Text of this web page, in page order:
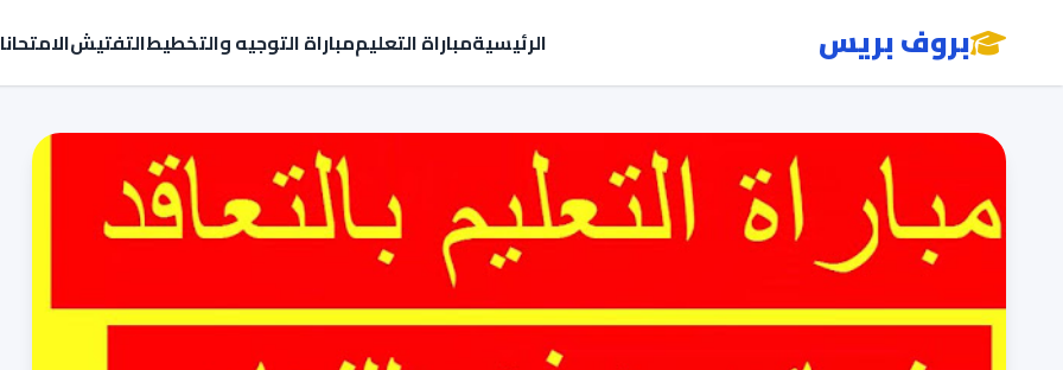
بروف بريس الرئيسيةمباراة التعليممباراة التوجيه والتخطيطالتفتيش